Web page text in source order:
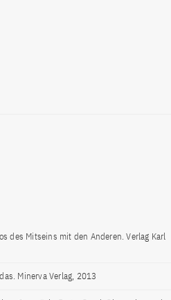
des Mitseins mit den Anderen. Verlag Karl
Minerva Verlag, 2013